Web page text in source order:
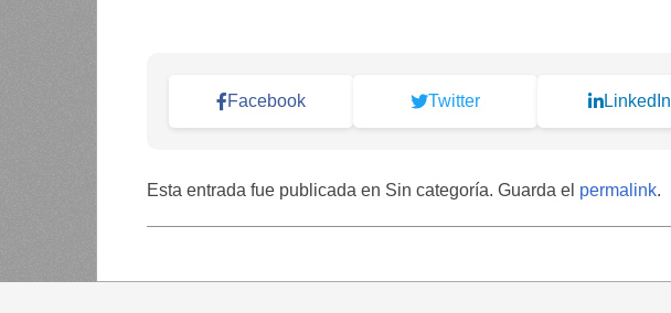
Facebook Twitter LinkedIn
Esta entrada fue publicada en Sin categoría. Guarda el permalink.